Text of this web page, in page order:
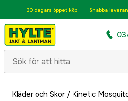
30 dagars öppet köp Snabba
Kläder och Skor/ Kinetic